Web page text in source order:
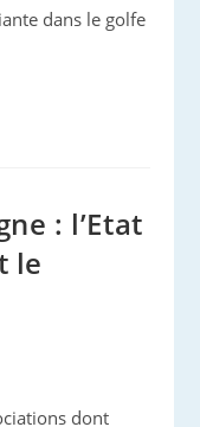
dans le golfe
: l’Etat
le
dont